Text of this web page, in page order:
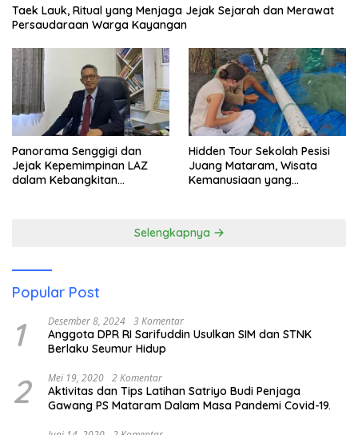
Taek Lauk, Ritual yang Menjaga Jejak Sejarah dan Merawat
Persaudaraan Warga Kayangan
Panorama Senggigi dan
Jejak Kepemimpinan LAZ
dalam Kebangkitan
Hidden Tour Sekolah Pesisi
Juang Mataram, Wisata
Kemanusiaan yang
Selengkapnya
Popular Post
1 Desember 8, 2024 3 Komentar
Anggota DPR RI Sarifuddin Usulkan SIM dan STNK
Berlaku Seumur Hidup
2 Mei 19, 2020 2 Komentar
Aktivitas dan Tips Latihan Satriyo Budi Penjaga
Gawang PS Mataram Dalam Masa Pandemi Covid-19.